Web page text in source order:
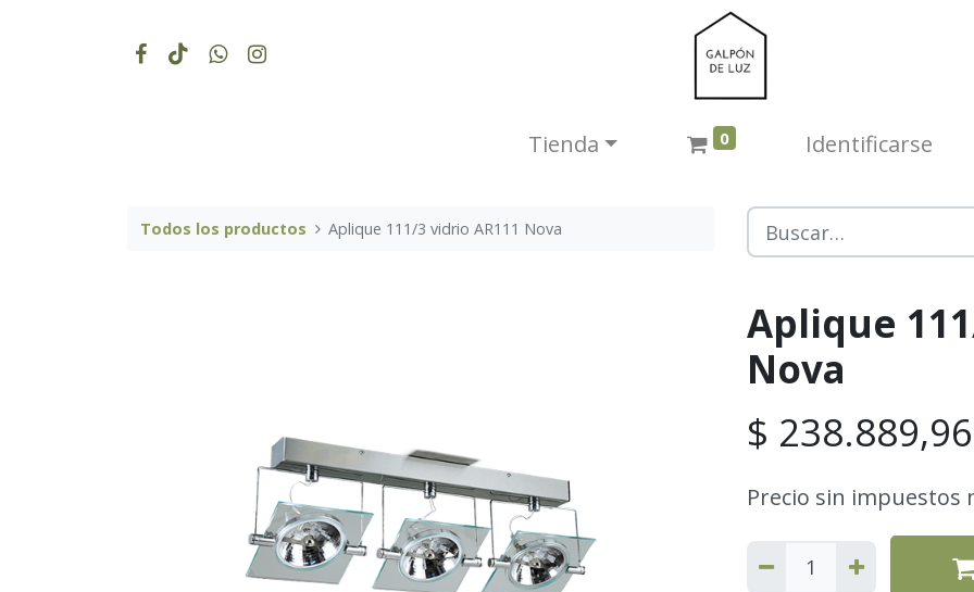
Tienda​ 0 Identificarse
Todos los productos Aplique 111/3 vidrio AR111 Nova
Aplique
Nova
$ 238.889,96
Precio sin impuestos